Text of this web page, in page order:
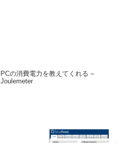
PCの消費電力を教えてくれる –
Joulemeter